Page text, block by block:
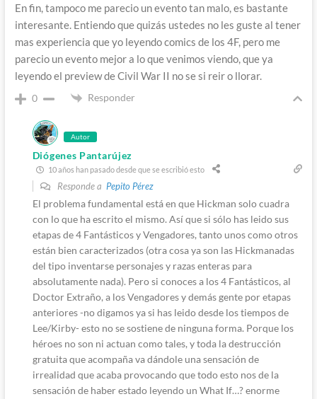
En fin, tampoco me parecio un evento tan malo, es bastante
interesante. Entiendo que quizás ustedes no les guste al tener
mas experiencia que yo leyendo comics de los 4F, pero me
parecio un evento mejor a lo que venimos viendo, que ya
leyendo el preview de Civil War II no se si reir o llorar.
0 Responder
Autor
Diógenes Pantarújez
10 años han pasado desde que se escribió esto
Responde a Pepito Pérez
El problema fundamental está en que Hickman solo cuadra
con lo que ha escrito el mismo. Así que si sólo has leido sus
etapas de 4 Fantásticos y Vengadores, tanto unos como otros
están bien caracterizados (otra cosa ya son las Hickmanadas
del tipo inventarse personajes y razas enteras para
absolutamente nada). Pero si conoces a los 4 Fantásticos, al
Doctor Extraño, a los Vengadores y demás gente por etapas
anteriores -no digamos ya si has leido desde los tiempos de
Lee/Kirby- esto no se sostiene de ninguna forma. Porque los
héroes no son ni actuan como tales, y toda la destrucción
gratuita que acompaña va dándole una sensación de
irrealidad que acaba provocando que todo esto nos de la
sensación de haber estado leyendo un What If…? enorme